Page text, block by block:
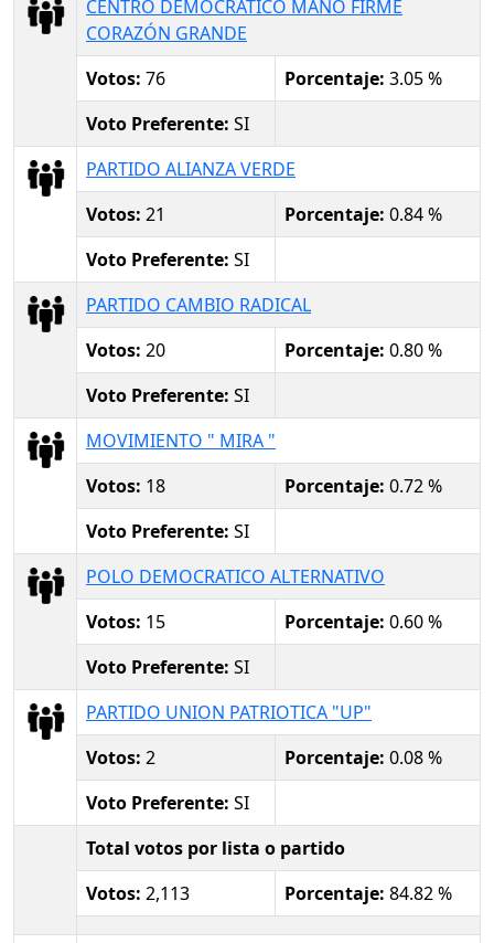
CENTRO DEMOCRÁTICO MANO FIRME
CORAZÓN GRANDE
Votos: 76 Porcentaje: 3.05 %
Voto Preferente: SI
PARTIDO ALIANZA VERDE
Votos: 21 Porcentaje: 0.84 %
Voto Preferente: SI
PARTIDO CAMBIO RADICAL
Votos: 20 Porcentaje: 0.80 %
Voto Preferente: SI
MOVIMIENTO " MIRA "
Votos: 18 Porcentaje: 0.72 %
Voto Preferente: SI
POLO DEMOCRATICO ALTERNATIVO
Votos: 15 Porcentaje: 0.60 %
Voto Preferente: SI
PARTIDO UNION PATRIOTICA "UP"
Votos: 2 Porcentaje: 0.08 %
Voto Preferente: SI
Total votos por lista o partido
Votos: 2,113 Porcentaje: 84.82 %